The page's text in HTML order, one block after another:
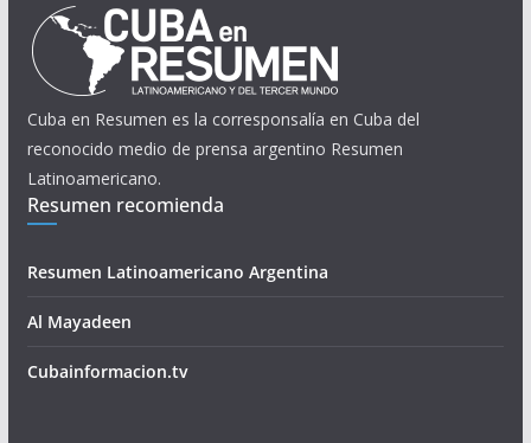
Cuba en Resumen es la corresponsalía en Cuba del
reconocido medio de prensa argentino Resumen
Latinoamericano.
Resumen recomienda
Resumen Latinoamericano Argentina
Al Mayadeen
Cubainformacion.tv